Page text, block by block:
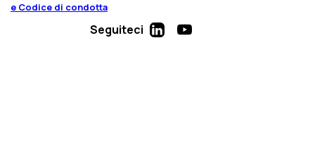
e Codice di condotta
Seguiteci